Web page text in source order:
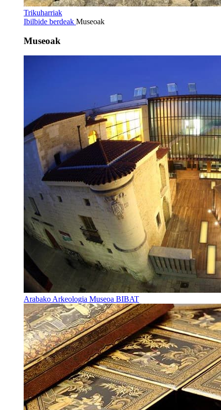
Trikuharriak
Ibilbide berdeak Museoak
Museoak
Arabako Arkeologia Museoa BIBAT